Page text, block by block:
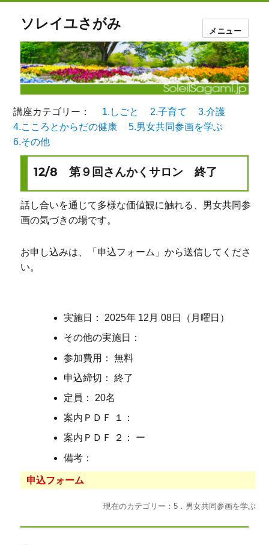
ソレイユさがみ メニュー
講座カテゴリー： 1.しごと 2.子育て
3.介護
4.こころとからだの健康
5.男女共同参画を学ぶ
6.その他
12/8 第９回さんかくサロン 終了
話し合いを通じて多様な価値観に触れる、男女共同参
画の気づきの場です。
お申し込みは、「申込フォーム」から送信してくださ
い。
実施日： 2025年 12月 08日（月曜日）
その他の実施日：
参加費用： 無料
申込締切： 終了
定員： 20名
案内ＰＤＦ １：
案内ＰＤＦ ２： ー
備考：
申込フォーム
現在のカテゴリー：5．男女共同参画を学ぶ